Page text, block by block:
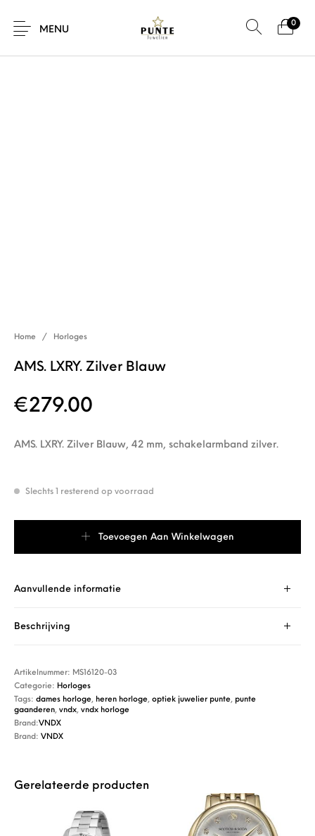
MENU
0
Home / Horloges
AMS. LXRY. Zilver Blauw
€279.00
AMS. LXRY. Zilver Blauw, 42 mm, schakelarmband zilver.
Slechts 1 resterend op voorraad
Toevoegen Aan Winkelwagen
Aanvullende informatie
Beschrijving
Artikelnummer: MS16120-03
Categorie: Horloges
Tags:dames horloge, heren horloge,optiek juwelier punte, punte
gaanderen,vndx,vndx horloge
Brand:VNDX
Brand:VNDX
Gerelateerde producten